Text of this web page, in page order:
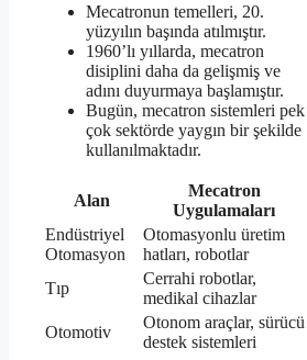
Mecatronun temelleri, 20.
yüzyılın başında atılmıştır.
1960’lı yıllarda, mecatron
disiplini daha da gelişmiş ve
adını duyurmaya başlamıştır.
Bugün, mecatron sistemleri pek
çok sektörde yaygın bir şekilde
kullanılmaktadır.
Alan
Mecatron
Uygulamaları
Endüstriyel
Otomasyon
Otomasyonlu üretim
hatları, robotlar
Tıp
Cerrahi robotlar,
medikal cihazlar
Otomotiv
Otonom araçlar, sürücü
destek sistemleri